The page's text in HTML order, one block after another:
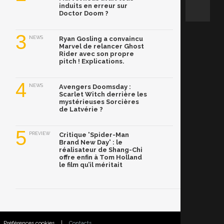
induits en erreur sur
Doctor Doom ?
3 NEWS
Ryan Gosling a convaincu
Marvel de relancer Ghost
Rider avec son propre
pitch ! Explications.
4 NEWS
Avengers Doomsday :
Scarlet Witch derrière les
mystérieuses Sorcières
de Latvérie ?
5 PREVIEW
Critique 'Spider-Man
Brand New Day' : le
réalisateur de Shang-Chi
offre enfin à Tom Holland
le film qu’il méritait